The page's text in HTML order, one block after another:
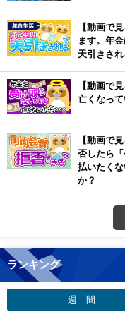
【動画で
ます。年
天引きさ
【動画で
亡くなっ
【動画で
否したら
払いたく
か？
ランキング
週 間